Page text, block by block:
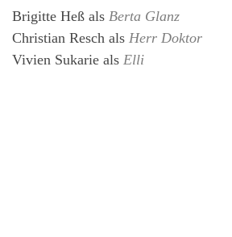
Brigitte Heß als Berta Glanz
Christian Resch als Herr Doktor
Vivien Sukarie als Elli